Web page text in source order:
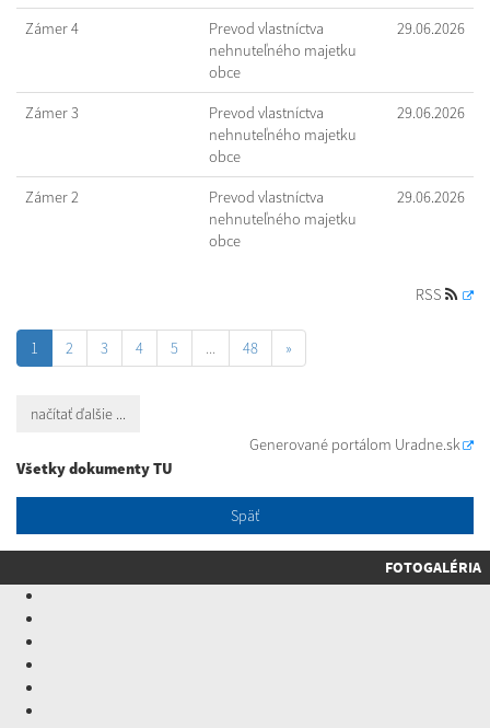
Zámer 4
Prevod vlastníctva
nehnuteľného majetku
obce
29.06.2026
Zámer 3
Prevod vlastníctva
nehnuteľného majetku
obce
29.06.2026
Zámer 2
Prevod vlastníctva
nehnuteľného majetku
obce
29.06.2026
RSS
1 2 3 4 5 ... 48 »
načítať ďalšie ...
Generované portálom Uradne.sk
Všetky dokumenty TU
Späť
FOTOGALÉRIA